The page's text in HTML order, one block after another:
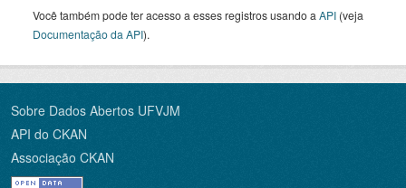
Você também pode ter acesso a esses registros usando a API (veja
Documentação da API).
Sobre Dados Abertos UFVJM
API do CKAN
Associação CKAN